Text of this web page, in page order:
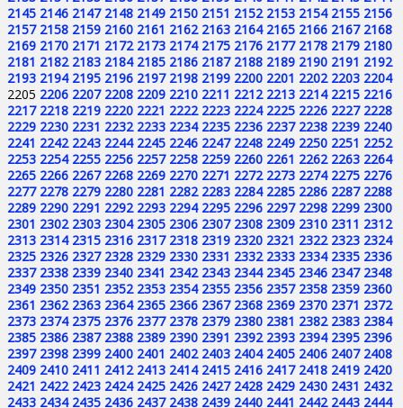
2145 2146 2147 2148 2149 2150 2151 2152 2153 2154 2155 2156
2157 2158 2159 2160 2161 2162 2163 2164 2165 2166 2167 2168
2169 2170 2171 2172 2173 2174 2175 2176 2177 2178 2179 2180
2181 2182 2183 2184 2185 2186 2187 2188 2189 2190 2191 2192
2193 2194 2195 2196 2197 2198 2199 2200 2201 2202 2203 2204
2205 2206 2207 2208 2209 2210 2211 2212 2213 2214 2215 2216
2217 2218 2219 2220 2221 2222 2223 2224 2225 2226 2227 2228
2229 2230 2231 2232 2233 2234 2235 2236 2237 2238 2239 2240
2241 2242 2243 2244 2245 2246 2247 2248 2249 2250 2251 2252
2253 2254 2255 2256 2257 2258 2259 2260 2261 2262 2263 2264
2265 2266 2267 2268 2269 2270 2271 2272 2273 2274 2275 2276
2277 2278 2279 2280 2281 2282 2283 2284 2285 2286 2287 2288
2289 2290 2291 2292 2293 2294 2295 2296 2297 2298 2299 2300
2301 2302 2303 2304 2305 2306 2307 2308 2309 2310 2311 2312
2313 2314 2315 2316 2317 2318 2319 2320 2321 2322 2323 2324
2325 2326 2327 2328 2329 2330 2331 2332 2333 2334 2335 2336
2337 2338 2339 2340 2341 2342 2343 2344 2345 2346 2347 2348
2349 2350 2351 2352 2353 2354 2355 2356 2357 2358 2359 2360
2361 2362 2363 2364 2365 2366 2367 2368 2369 2370 2371 2372
2373 2374 2375 2376 2377 2378 2379 2380 2381 2382 2383 2384
2385 2386 2387 2388 2389 2390 2391 2392 2393 2394 2395 2396
2397 2398 2399 2400 2401 2402 2403 2404 2405 2406 2407 2408
2409 2410 2411 2412 2413 2414 2415 2416 2417 2418 2419 2420
2421 2422 2423 2424 2425 2426 2427 2428 2429 2430 2431 2432
2433 2434 2435 2436 2437 2438 2439 2440 2441 2442 2443 2444